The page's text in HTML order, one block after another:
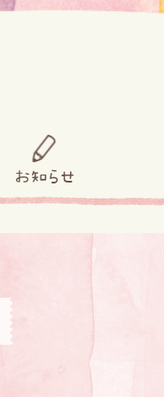
お知らせ